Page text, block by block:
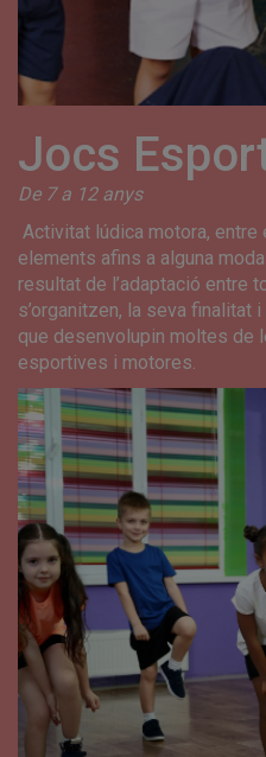
Jocs
De 7 a 12 anys
Activitat lúdica motora, entre
elements afins a alguna
resultat de l’adaptació entre
s’organitzen, la seva finalitat
que desenvolupin moltes de
esportives i motores.